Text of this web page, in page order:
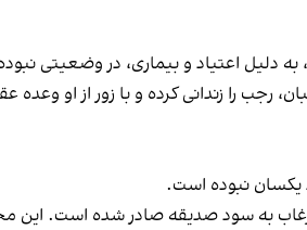
دلیل اعتیاد و بیماری، در وضعیتی
را زندانی کرده و با زور از او وعده
یکسان نبوده است.
به سود صدیقه صادر شده است. این